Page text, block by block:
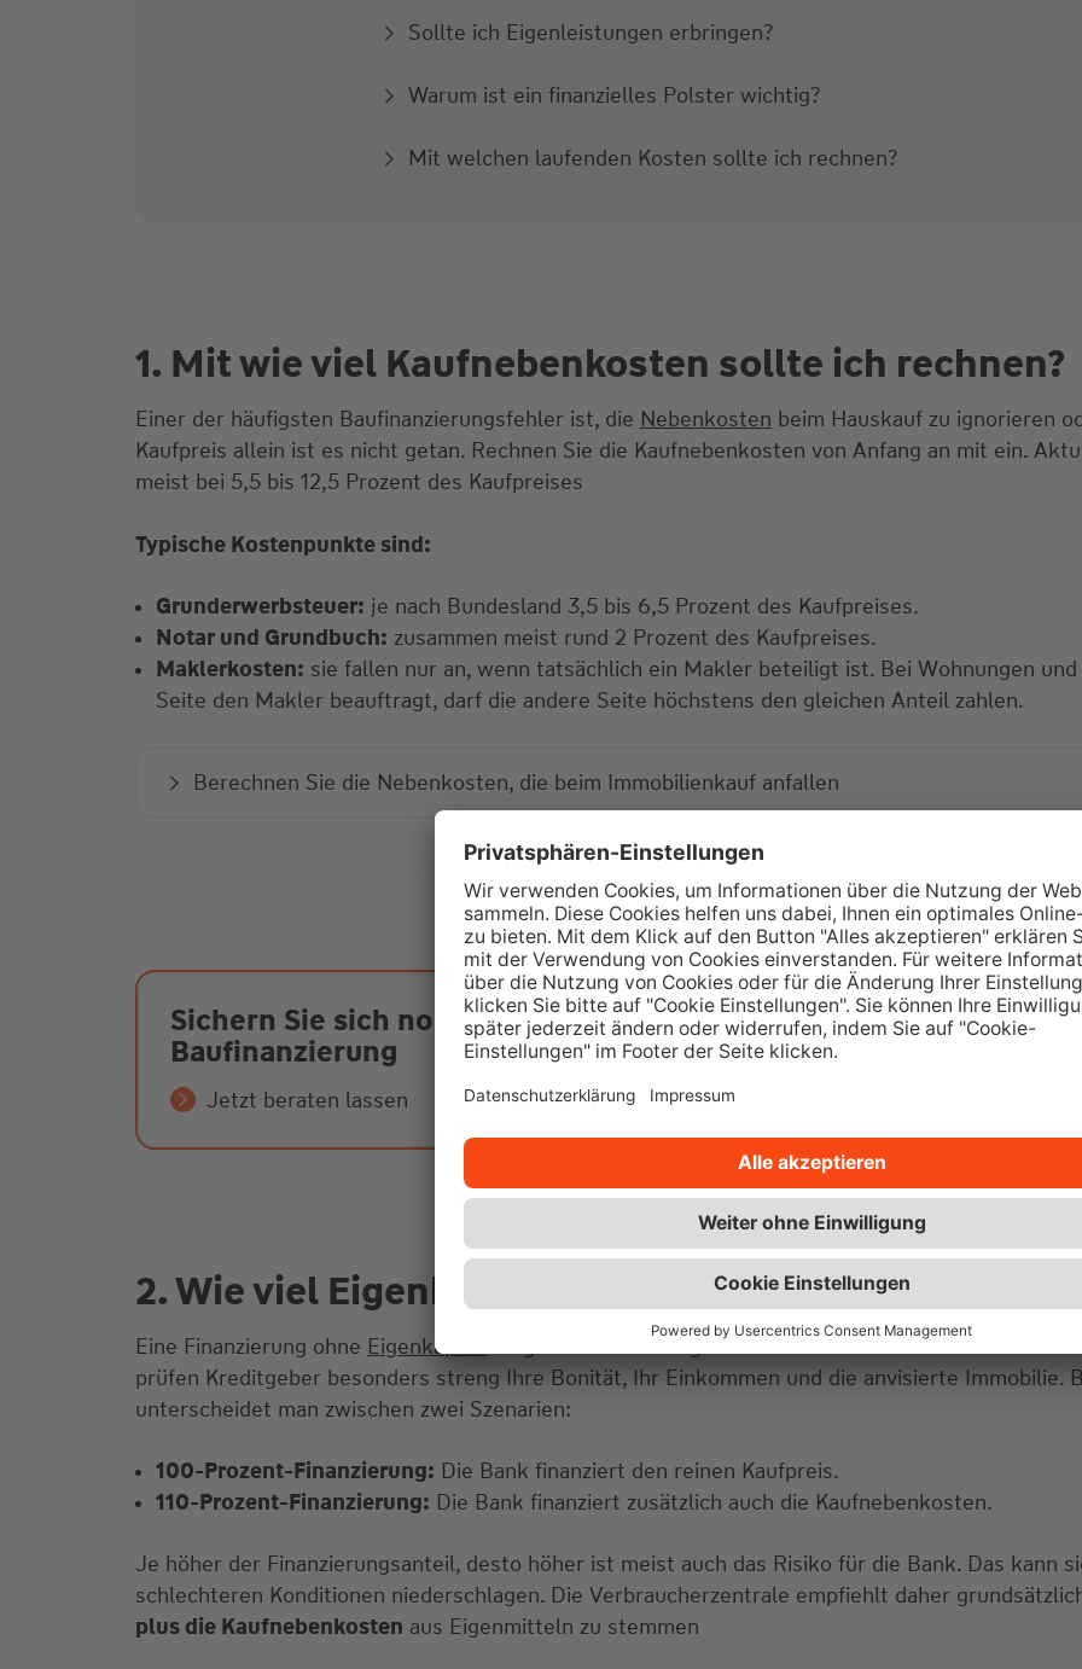
Sollte ich Eigenleistungen erbringen?
Warum ist ein finanzielles Polster wichtig?
Mit welchen laufenden Kosten sollte ich rechnen?
1. Mit wie viel Kaufnebenkosten sollte ich rechnen?
Einer der häufigsten Baufinanzierungsfehler ist, die Nebenkosten beim Hauskauf zu ignorieren
Kaufpreis allein ist es nicht getan. Rechnen Sie die Kaufnebenkosten von Anfang an mit ein.
meist bei 5,5 bis 12,5 Prozent des Kaufpreises
Typische Kostenpunkte sind:
Grunderwerbsteuer: je nach Bundesland 3,5 bis 6,5 Prozent des Kaufpreises.
Notar und Grundbuch: zusammen meist rund 2 Prozent des Kaufpreises.
Maklerkosten: sie fallen nur an, wenn tatsächlich ein Makler beteiligt ist. Bei Wohnungen
Seite den Makler beauftragt, darf die andere Seite höchstens den gleichen Anteil zahlen.
Berechnen Sie die Nebenkosten, die beim Immobilienkauf anfallen
Sichern Sie sich noch heute Ihre
Baufinanzierung
Jetzt beraten lassen
Alle
im Überblick
2. Wie viel Eigenkapital muss ich einbringen?
Eine Finanzierung ohne Eigenkapitalist grundsätzlich möglich – sie ist aber meist teurer und
prüfen Kreditgeber besonders streng Ihre Bonität, Ihr Einkommen und die anvisierte Immobilie.
unterscheidet man zwischen zwei Szenarien:
100-Prozent-Finanzierung: Die Bank finanziert den reinen Kaufpreis.
110-Prozent-Finanzierung: Die Bank finanziert zusätzlich auch die Kaufnebenkosten.
Je höher der Finanzierungsanteil, desto höher ist meist auch das Risiko für die Bank. Das kann
schlechteren Konditionen niederschlagen. Die Verbraucherzentrale empfiehlt daher
plus die Kaufnebenkosten aus Eigenmitteln zu stemmen